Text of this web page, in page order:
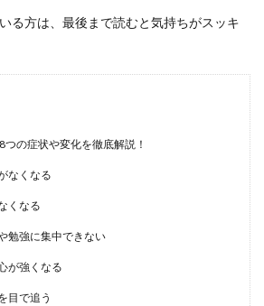
る方は、最後まで読むと気持ちがスッキ
の症状や変化を徹底解説！
なくなる
くなる
勉強に集中できない
が強くなる
目で追う